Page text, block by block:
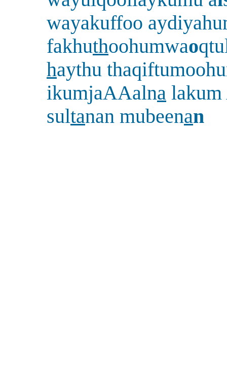
wayakuffoo
fakhuthoohumwao
haythu
ikumjaAAalna
sultanan mubeenan